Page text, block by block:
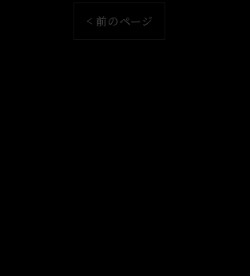
< 前のページ